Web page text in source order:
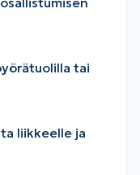
tai
liikkeelle ja